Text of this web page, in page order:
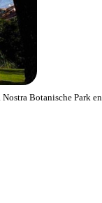
Botanische Park en